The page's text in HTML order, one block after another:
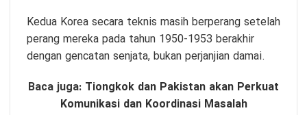
Kedua Korea secara teknis masih berperang setelah
perang mereka pada tahun 1950-1953 berakhir
dengan gencatan senjata, bukan perjanjian damai.
Baca juga: Tiongkok dan Pakistan akan Perkuat
Komunikasi dan Koordinasi Masalah